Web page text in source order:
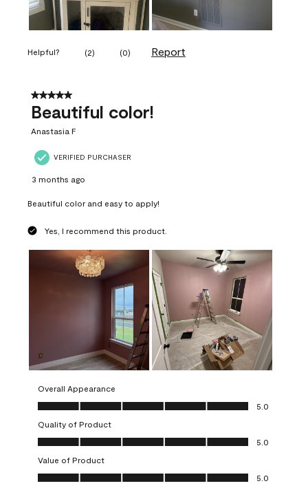
Helpful? (2) (0) Report
5 out of 5 stars.
Beautiful color!
Anastasia F
VERIFIED PURCHASER
3 months ago
Beautiful color and easy to apply!
Yes, I recommend this product.
Overall Appearance
Overall Appearance, 5.0 out of 5
5.0
Quality of Product
Quality of Product, 5.0 out of 5
5.0
Value of Product
Value of Product, 5.0 out of 5
5.0